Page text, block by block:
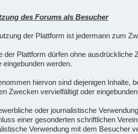
des Forums als Besucher
der Plattform ist jedermann zum
der Plattform dürfen ohne
eingebunden werden.
hiervon sind diejenigen Inhalte,
Zwecken vervielfältigt oder
oder journalistische
einer gesonderten schriftlichen
Verwendung mit dem Besucher